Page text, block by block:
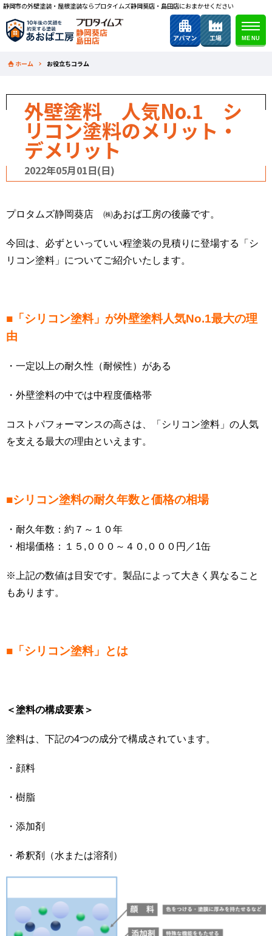
静岡市の外壁塗装・屋根塗装ならプロタイムズ静岡葵店・島田店におまかせください
静岡葵店
島田店
ホーム お役立ちコラム
外壁塗料 人気No.1 シ
リコン塗料のメリット・
デメリット
2022年05月01日(日)
プロタムズ静岡葵店 ㈱あおば工房の後藤です。
今回は、必ずといっていい程塗装の見積りに登場する「シ
リコン塗料」についてご紹介いたします。
■「シリコン塗料」が外壁塗料人気No.1最大の理
由
・一定以上の耐久性（耐候性）がある
・外壁塗料の中では中程度価格帯
コストパフォーマンスの高さは、「シリコン塗料」の人気
を支える最大の理由といえます。
■シリコン塗料の耐久年数と価格の相場
・耐久年数：約７～１０年
・相場価格：１５,０００～４０,０００円／1缶
※上記の数値は目安です。製品によって大きく異なること
もあります。
■「シリコン塗料」とは
＜塗料の構成要素＞
塗料は、下記の4つの成分で構成されています。
・顔料
・樹脂
・添加剤
・希釈剤（水または溶剤）